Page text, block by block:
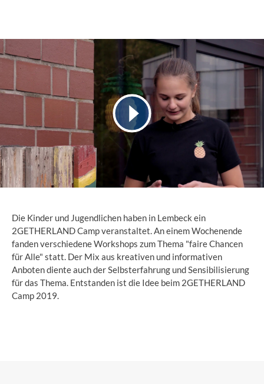
Die Kinder und Jugendlichen haben in Lembeck ein
2GETHERLAND Camp veranstaltet. An einem Wochenende
fanden verschiedene Workshops zum Thema "faire Chancen
für Alle" statt. Der Mix aus kreativen und informativen
Anboten diente auch der Selbsterfahrung und Sensibilisierung
für das Thema. Entstanden ist die Idee beim 2GETHERLAND
Camp 2019.